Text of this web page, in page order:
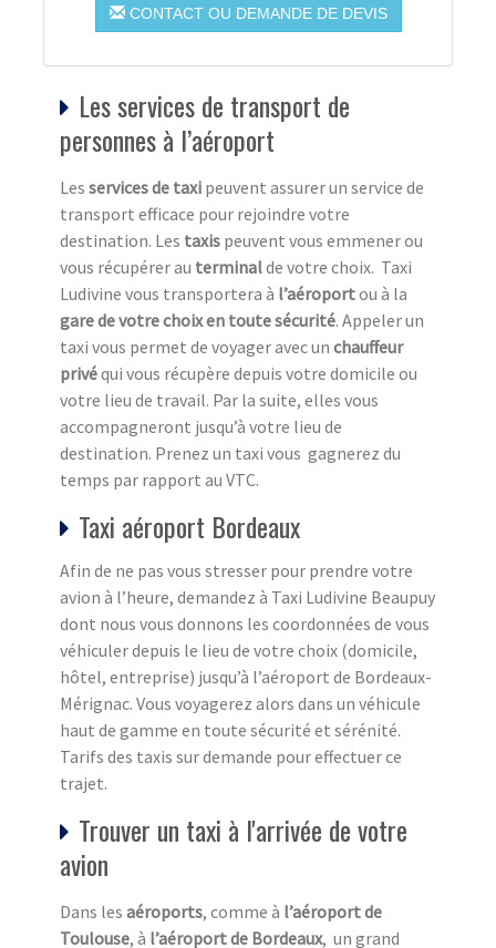
CONTACT OU DEMANDE DE DEVIS
Les services de transport de
personnes à l’aéroport
Les services de taxi peuvent assurer un service de
transport efficace pour rejoindre votre
destination. Les taxis peuvent vous emmener ou
vous récupérer au terminalde votre choix. Taxi
Ludivine vous transportera à l’aéroportou à la
gare de votre choix en toute sécurité. Appeler un
taxi vous permet de voyager avec un chauffeur
privéqui vous récupère depuis votre domicile ou
votre lieu de travail. Par la suite, elles vous
accompagneront jusqu’à votre lieu de
destination. Prenez un taxi vous gagnerez du
temps par rapport au VTC.
Taxi aéroport Bordeaux
Afin de ne pas vous stresser pour prendre votre
avion à l’heure, demandez à Taxi Ludivine Beaupuy
dont nous vous donnons les coordonnées de vous
véhiculer depuis le lieu de votre choix (domicile,
hôtel, entreprise) jusqu’à l’aéroport de Bordeaux-
Mérignac. Vous voyagerez alors dans un véhicule
haut de gamme en toute sécurité et sérénité.
Tarifs des taxis sur demande pour effectuer ce
trajet.
Trouver un taxi à l'arrivée de votre
avion
Dans les aéroports, comme à l’aéroport de
Toulouse, à l’aéroport de Bordeaux, un grand